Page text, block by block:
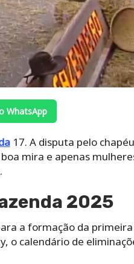
WhatsApp
17. A disputa pelo
mira e apenas
2025
a formação da primeira
o calendário de